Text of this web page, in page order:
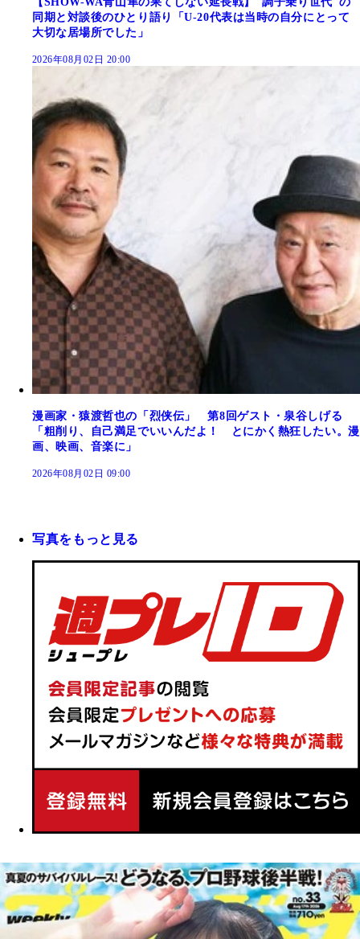
同期と対談後のひとり語り「U-20代表は当時の自分にとって
大切な居場所でした」
2026年08月02日 20:00
漫画家・猿渡哲也の「烈侠伝」 第8回ゲスト・泉谷しげる
「粗削り、自己満足でいいんだよ！ とにかく熱狂したい。漫
画、映画、音楽に」
2026年08月02日 09:00
写真をもっと見る